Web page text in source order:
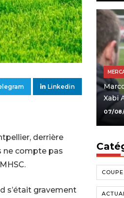
Linkedin
derrière
ne compte pas
s’était gravement
Xabi
07/